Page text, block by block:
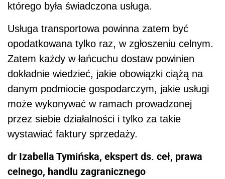
którego była świadczona usługa.
Usługa transportowa powinna zatem być
opodatkowana tylko raz, w zgłoszeniu celnym.
Zatem każdy w łańcuchu dostaw powinien
dokładnie wiedzieć, jakie obowiązki ciążą na
danym podmiocie gospodarczym, jakie usługi
może wykonywać w ramach prowadzonej
przez siebie działalności i tylko za takie
wystawiać faktury sprzedaży.
dr Izabella Tymińska, ekspert ds. ceł, prawa
celnego, handlu zagranicznego